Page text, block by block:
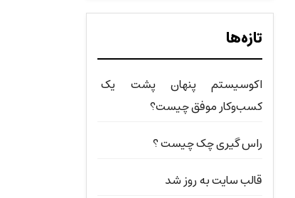
تازه‌ها
اکوسیستم پنهان پشت یک
کسب‌وکار موفق چیست؟
راس گیری چک چیست ؟
قالب سایت به روز شد